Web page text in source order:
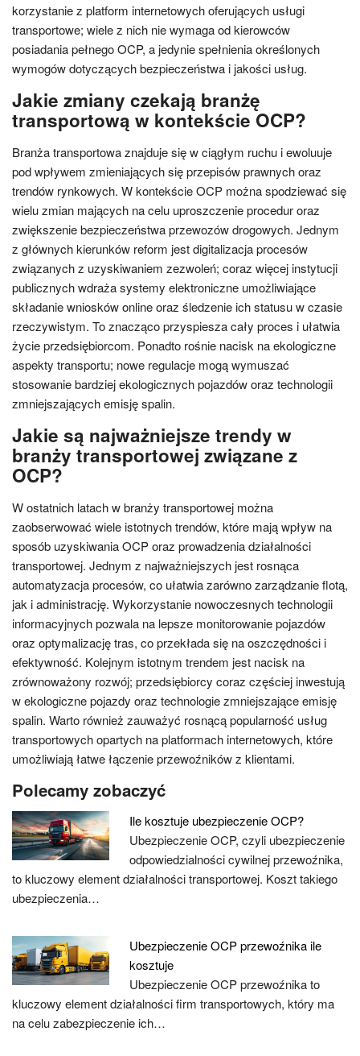
korzystanie z platform internetowych oferujących usługi
transportowe; wiele z nich nie wymaga od kierowców
posiadania pełnego OCP, a jedynie spełnienia określonych
wymogów dotyczących bezpieczeństwa i jakości usług.
Jakie zmiany czekają branżę
transportową w kontekście OCP?
Branża transportowa znajduje się w ciągłym ruchu i ewoluuje
pod wpływem zmieniających się przepisów prawnych oraz
trendów rynkowych. W kontekście OCP można spodziewać się
wielu zmian mających na celu uproszczenie procedur oraz
zwiększenie bezpieczeństwa przewozów drogowych. Jednym
z głównych kierunków reform jest digitalizacja procesów
związanych z uzyskiwaniem zezwoleń; coraz więcej instytucji
publicznych wdraża systemy elektroniczne umożliwiające
składanie wniosków online oraz śledzenie ich statusu w czasie
rzeczywistym. To znacząco przyspiesza cały proces i ułatwia
życie przedsiębiorcom. Ponadto rośnie nacisk na ekologiczne
aspekty transportu; nowe regulacje mogą wymuszać
stosowanie bardziej ekologicznych pojazdów oraz technologii
zmniejszających emisję spalin.
Jakie są najważniejsze trendy w
branży transportowej związane z
OCP?
W ostatnich latach w branży transportowej można
zaobserwować wiele istotnych trendów, które mają wpływ na
sposób uzyskiwania OCP oraz prowadzenia działalności
transportowej. Jednym z najważniejszych jest rosnąca
automatyzacja procesów, co ułatwia zarówno zarządzanie flotą,
jak i administrację. Wykorzystanie nowoczesnych technologii
informacyjnych pozwala na lepsze monitorowanie pojazdów
oraz optymalizację tras, co przekłada się na oszczędności i
efektywność. Kolejnym istotnym trendem jest nacisk na
zrównoważony rozwój; przedsiębiorcy coraz częściej inwestują
w ekologiczne pojazdy oraz technologie zmniejszające emisję
spalin. Warto również zauważyć rosnącą popularność usług
transportowych opartych na platformach internetowych, które
umożliwiają łatwe łączenie przewoźników z klientami.
Polecamy zobaczyć
Ile kosztuje ubezpieczenie OCP?
Ubezpieczenie OCP, czyli ubezpieczenie
odpowiedzialności cywilnej przewoźnika,
to kluczowy element działalności transportowej. Koszt takiego
ubezpieczenia…
Ubezpieczenie OCP przewoźnika ile
kosztuje
Ubezpieczenie OCP przewoźnika to
kluczowy element działalności firm transportowych, który ma
na celu zabezpieczenie ich…